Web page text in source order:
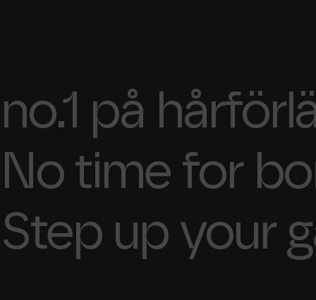
no.1 på
No time for
Step up your